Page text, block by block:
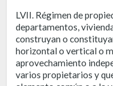
LVII. Régimen de
departamentos,
construyan o
horizontal o vertical o
aprovechamiento
varios propietarios y